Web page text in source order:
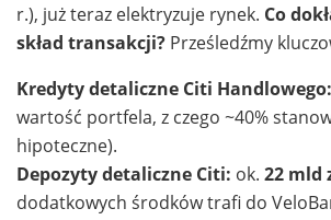
r.), już teraz elektryzuje rynek. Co
skład transakcji? Prześledźmy
Kredyty detaliczne Citi Handlowego:
wartość portfela, z czego ~40%
hipoteczne).
Depozyty detaliczne Citi: ok. 22 mld
dodatkowych środków trafi do